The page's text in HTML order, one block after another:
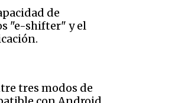
de
"e-shifter" y el
tres modos de